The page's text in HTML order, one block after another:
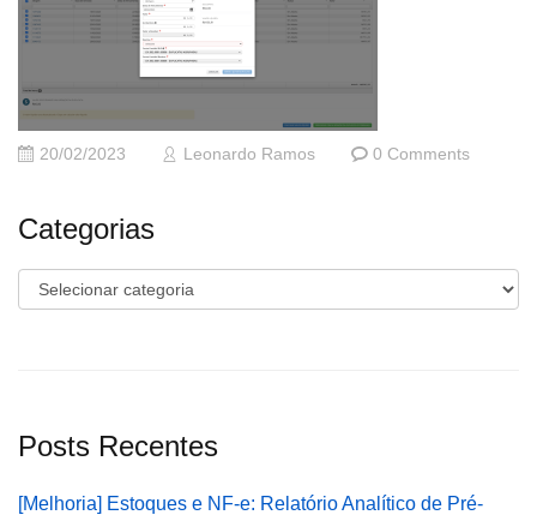
20/02/2023 Leonardo Ramos 0 Comments
Categorias
Categorias
Posts Recentes
[Melhoria] Estoques e NF-e: Relatório Analítico de Pré-